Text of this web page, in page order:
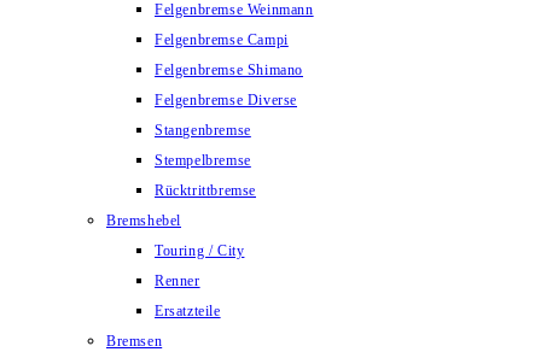
Felgenbremse Weinmann
Felgenbremse Campi
Felgenbremse Shimano
Felgenbremse Diverse
Stangenbremse
Stempelbremse
Rücktrittbremse
Bremshebel
Touring / City
Renner
Ersatzteile
Bremsen